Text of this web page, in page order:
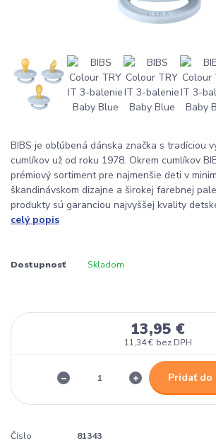
BIBS je obľúbená dánska značka s tradíciou
cumlíkov už od roku 1978. Okrem cumlíkov
prémiový sortiment pre najmenšie deti v
škandinávskom dizajne a širokej farebnej
produkty sú garanciou najvyššej kvality
celý popis
Dostupnosť Skladom
13,95 €
11,34 € bez DPH
Pridať do
Číslo
81343